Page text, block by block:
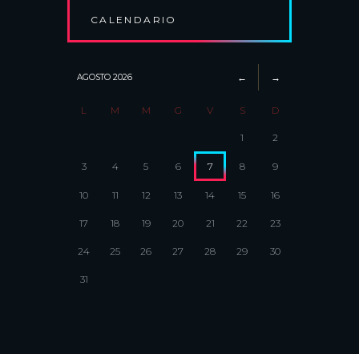
CALENDARIO
AGOSTO 2026
L M M G V S D
1 2
3 4 5 6 7 8 9
10 11 12 13 14 15 16
17 18 19 20 21 22 23
24 25 26 27 28 29 30
31